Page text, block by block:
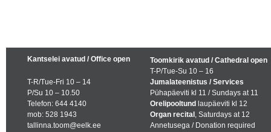
Kantselei avatud / Office open
T-R/Tue-Fri 10 – 14
P/Su 10 – 10.50
Telefon: 644 4140
mob: 528 1943
tallinna.toom@eelk.ee
Toomkirik avatud / Cathedral open
T-P/Tue-Su 10 – 16
Jumalateenistus / Services
Pühapäeviti kl 11 / Sundays at 11
Orelipooltund laupäeviti kl 12
Organ recital , Saturdays at 12
Annetusega / Donation required